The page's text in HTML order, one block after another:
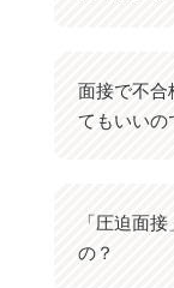
面接で不合
てもいいの
「圧迫面
の？